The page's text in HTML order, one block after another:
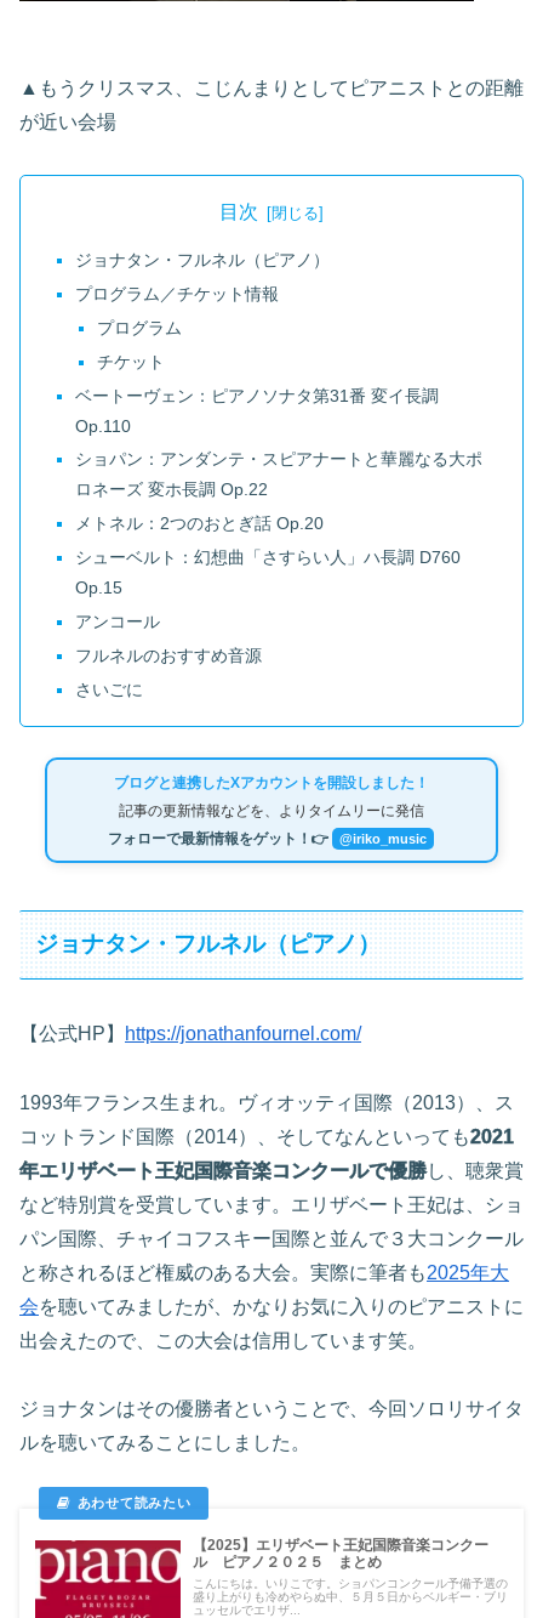
▲もうクリスマス、こじんまりとしてピアニストとの距離
が近い会場
目次
ジョナタン・フルネル（ピアノ）
プログラム／チケット情報
プログラム
チケット
ベートーヴェン：ピアノソナタ第31番 変イ長調
Op.110
ショパン：アンダンテ・スピアナートと華麗なる大ポ
ロネーズ 変ホ長調 Op.22
メトネル：2つのおとぎ話 Op.20
シューベルト：幻想曲「さすらい人」ハ長調 D760
Op.15
アンコール
フルネルのおすすめ音源
さいごに
ブログと連携したXアカウントを開設しました！
記事の更新情報などを、よりタイムリーに発信
フォローで最新情報をゲット！👉
@iriko_music
ジョナタン・フルネル（ピアノ）
【公式HP】 https://jonathanfournel.com/
1993年フランス生まれ。ヴィオッティ国際（2013）、ス
コットランド国際（2014）、そしてなんといっても2021
年エリザベート王妃国際音楽コンクールで優勝し、聴衆賞
など特別賞を受賞しています。エリザベート王妃は、ショ
パン国際、チャイコフスキー国際と並んで３大コンクール
と称されるほど権威のある大会。実際に筆者も2025年大
会を聴いてみましたが、かなりお気に入りのピアニストに
出会えたので、この大会は信用しています笑。
ジョナタンはその優勝者ということで、今回ソロリサイタ
ルを聴いてみることにしました。
【2025】エリザベート王妃国際音楽コンクー
ル ピアノ２０２５ まとめ
こんにちは。いりこです。ショパンコンクール予備予選の
盛り上がりも冷めやらぬ中、５月５日からベルギー・ブリ
ュッセルでエリザ...